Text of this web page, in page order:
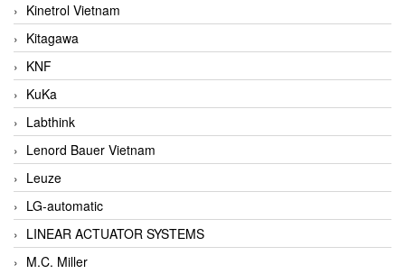
Kinetrol Vietnam
Kitagawa
KNF
KuKa
Labthink
Lenord Bauer Vietnam
Leuze
LG-automatic
LINEAR ACTUATOR SYSTEMS
M.C. Miller